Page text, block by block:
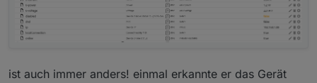
ist auch immer anders! einmal erkannte er das Gerät